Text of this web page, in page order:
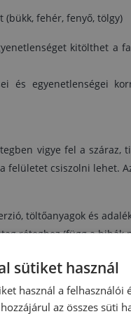
fehér, fenyő, tölgy)
kitölthet a
és egyenetlenségei
vigye fel a
felületet csiszolni lehet.
töltőanyagok és
réteghez (függ a
törléshez
5–35 °C
sütiket használ
használ a
az összes süti